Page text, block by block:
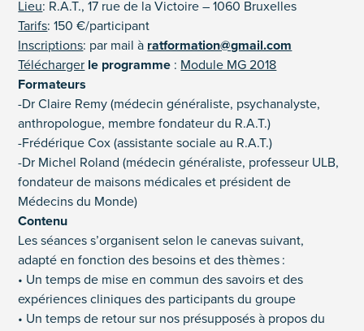
Lieu: R.A.T., 17 rue de la Victoire – 1060 Bruxelles
Tarifs: 150 €/participant
Inscriptions: par mail à ratformation@gmail.com
Télécharger le programme : Module MG 2018
Formateurs
-Dr Claire Remy (médecin généraliste, psychanalyste,
anthropologue, membre fondateur du R.A.T.)
-Frédérique Cox (assistante sociale au R.A.T.)
-Dr Michel Roland (médecin généraliste, professeur ULB,
fondateur de maisons médicales et président de
Médecins du Monde)
Contenu
Les séances s’organisent selon le canevas suivant,
adapté en fonction des besoins et des thèmes :
• Un temps de mise en commun des savoirs et des
expériences cliniques des participants du groupe
• Un temps de retour sur nos présupposés à propos du